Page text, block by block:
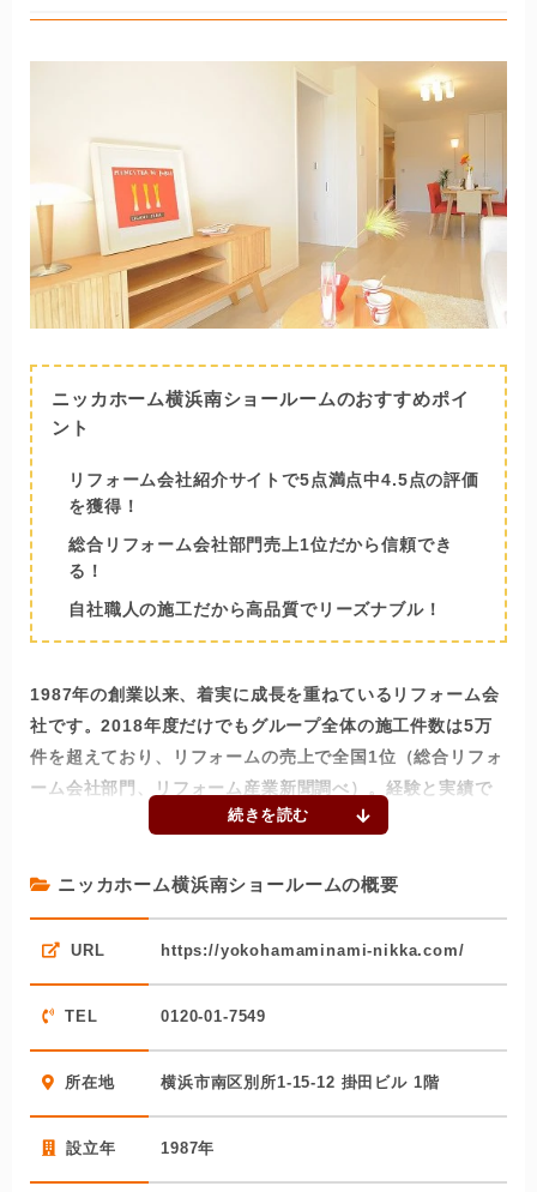
ニッカホーム横浜南ショールームのおすすめポイ
ント
リフォーム会社紹介サイトで5点満点中4.5点の評価
を獲得！
総合リフォーム会社部門売上1位だから信頼でき
る！
自社職人の施工だから高品質でリーズナブル！
1987年の創業以来、着実に成長を重ねているリフォーム会
社です。2018年度だけでもグループ全体の施工件数は5万
件を超えており、リフォームの売上で全国1位（総合リフォ
ーム会社部門、リフォーム産業新聞調べ）。経験と実績で
は他社の追随を許しません。
サイト「ホームプロ」に寄せられた口コミ評価では平均を
り、施工数が多くても工事に手を抜かない同社の姿勢を裏
自社施工にこだわり、打ち合わせからアフターフォローま
質なリフォームを安定して給し続けられるのも自社施工な
ニッカホーム横浜南ショールームの概要
URL https://yokohamaminami-nikka.com/
TEL 0120-01-7549
所在地 横浜市南区別所1-15-12 掛田ビル 1階
設立年 1987年